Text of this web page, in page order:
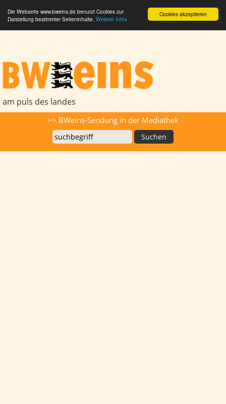
Cookies akzeptieren
Die Webseite www.bweins.de benutzt Cookies zur
Darstellung bestimmter Seiteninhalte. Weitere Infos
am puls des landes
>> BWeins-Sendung in der Mediathek